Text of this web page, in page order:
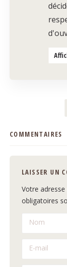
COMMENTAIRES
LAISSER UN
Votre
obligatoires
Nom
E-mail